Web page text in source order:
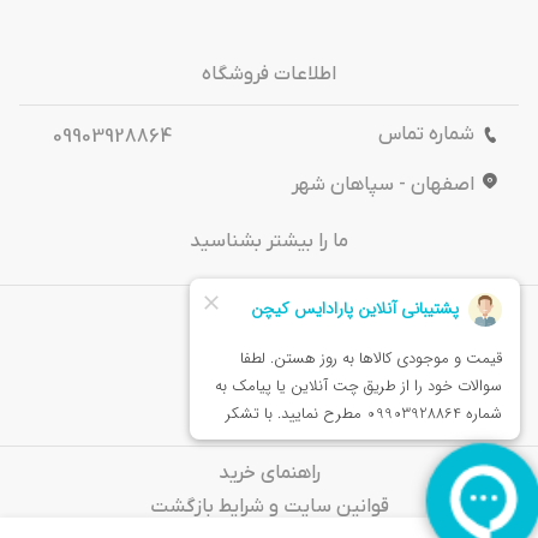
اطلاعات فروشگاه
شماره تماس
09903928864
اصفهان - سپاهان شهر
ما را بیشتر بشناسید
درباره‌ ما
تماس باما
خدمات مشتریان
راهنمای خرید
قوانین سایت و شرایط بازگشت